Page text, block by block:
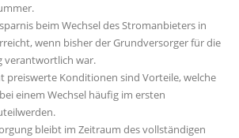
beim Wechsel des Stromanbieters in
wenn bisher der Grundversorger für die
verantwortlich war.
preiswerte Konditionen sind Vorteile, welche
einem Wechsel häufig im ersten
bleibt im Zeitraum des vollständigen